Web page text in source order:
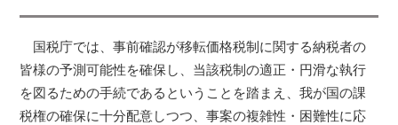
国税庁では、事前確認が移転価格税制に関する納税者の
皆様の予測可能性を確保し、当該税制の適正・円滑な執行
を図るための手続であるということを踏まえ、我が国の課
税権の確保に十分配意しつつ、事案の複雑性・困難性に応